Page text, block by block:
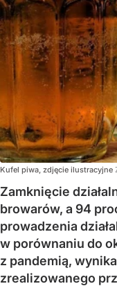
Kufel piwa, zdjęcie ilustracyjne
Zamknięcie
browarów, a 94
prowadzenia
w porównaniu do
z pandemią,
zrealizowanego